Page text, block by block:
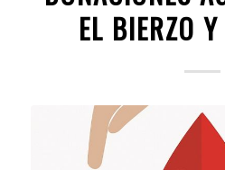
EL BIERZO